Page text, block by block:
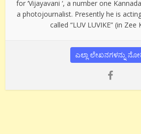
for ‘Vijayavani ‘, a number one
a photojournalist. Presently he is
called “LUV LUVIKE” (in Zee
ಎಲ್ಲಾ ಲೇಖನಗಳನ್ನು